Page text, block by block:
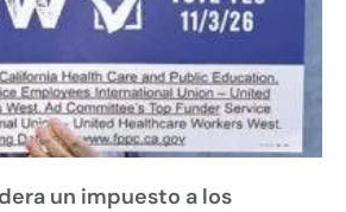
un impuesto a los